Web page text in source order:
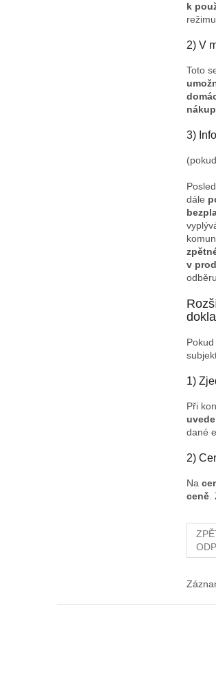
k
2) V
Toto
3)
dále
v
1)
Při
dané
2)
Na
ceně.